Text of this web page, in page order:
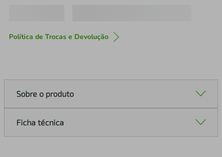
Política de Trocas e Devolução
Sobre o produto
Ficha técnica